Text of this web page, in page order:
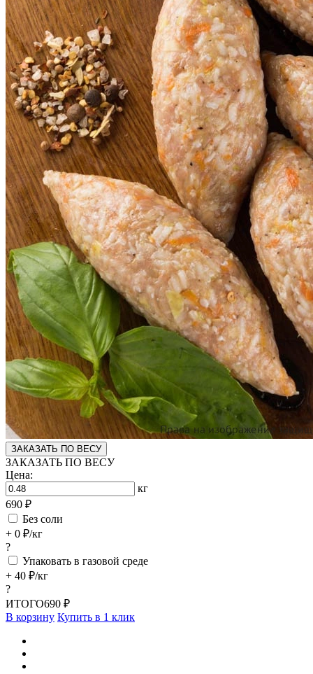
ЗАКАЗАТЬ ПО ВЕСУ
ЗАКАЗАТЬ ПО ВЕСУ
Цена:
кг
690 ₽
Без соли
+ 0 ₽/кг
?
Упаковать в газовой среде
+ 40 ₽/кг
?
ИТОГО690 ₽
В корзину Купить в 1 клик